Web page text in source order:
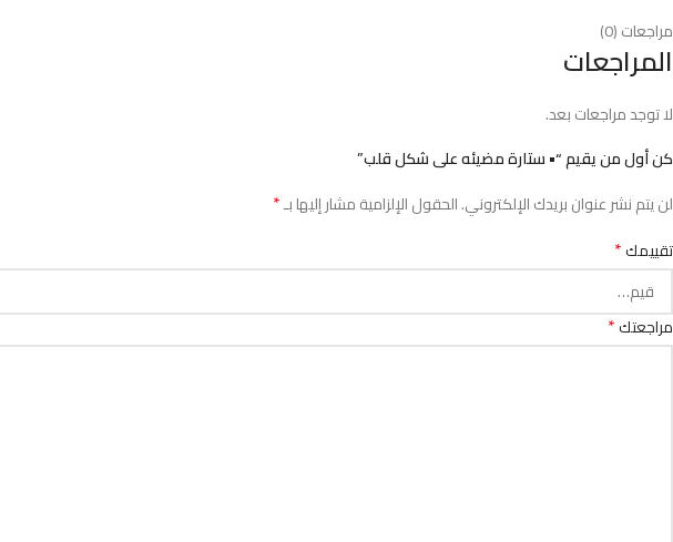
مراجعات (0)
المراجعات
لا توجد مراجعات بعد.
كن أول من يقيم “• ستارة مضيئه على شكل قلب”
لن يتم نشر عنوان بريدك الإلكتروني.الحقول الإلزامية مشار إليها بـ*
تقييمك*
مراجعتك*